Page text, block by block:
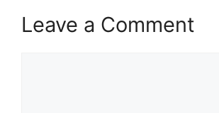
Leave a Comment